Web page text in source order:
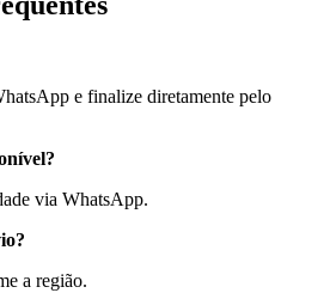
e finalize diretamente pelo
via WhatsApp.
a região.